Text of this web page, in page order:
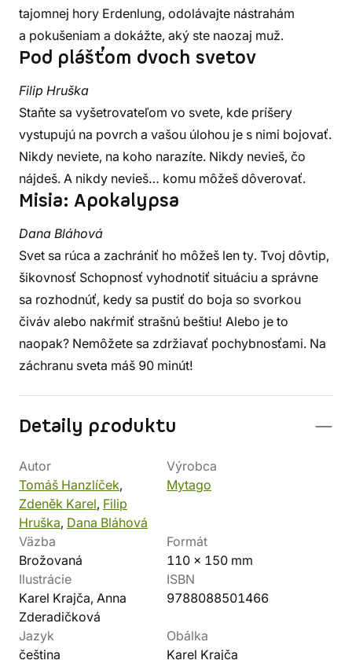
tajomnej hory Erdenlung, odolávajte nástrahám
a pokušeniam a dokážte, aký ste naozaj muž.
Pod plášťom dvoch svetov
Filip Hruška
Staňte sa vyšetrovateľom vo svete, kde príšery
vystupujú na povrch a vašou úlohou je s nimi bojovať.
Nikdy neviete, na koho narazíte. Nikdy nevieš, čo
nájdeš. A nikdy nevieš… komu môžeš dôverovať.
Misia: Apokalypsa
Dana Bláhová
Svet sa rúca a zachrániť ho môžeš len ty. Tvoj dôvtip,
šikovnosť Schopnosť vyhodnotiť situáciu a správne
sa rozhodnúť, kedy sa pustiť do boja so svorkou
čiváv alebo nakŕmiť strašnú beštiu! Alebo je to
naopak? Nemôžete sa zdržiavať pochybnosťami. Na
záchranu sveta máš 90 minút!
Detaily produktu
Autor
Tomáš Hanzlíček,
Zdeněk Karel, Filip
Hruška, Dana Bláhová
Výrobca
Mytago
Väzba
Brožovaná
Formát
110 x 150 mm
Ilustrácie
Karel Krajča, Anna
Zderadičková
ISBN
9788088501466
Jazyk
čeština
Obálka
Karel Krajča